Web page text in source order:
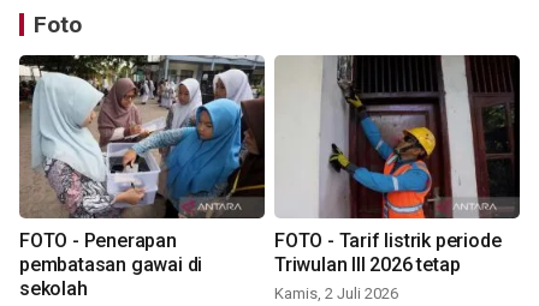
Foto
FOTO - Penerapan
pembatasan gawai di
sekolah
FOTO - Tarif listrik periode
Triwulan III 2026 tetap
Kamis, 2 Juli 2026